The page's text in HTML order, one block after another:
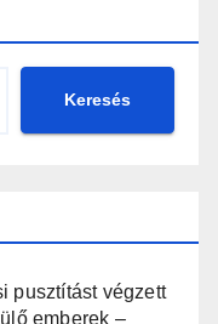
Keresés
pusztítást végzett
emberek –